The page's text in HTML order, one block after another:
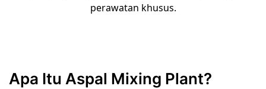
perawatan khusus.
Apa Itu Aspal Mixing Plant?